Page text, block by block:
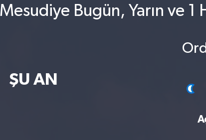
Mesudiye Bugün, Yarın ve 1
ŞU AN